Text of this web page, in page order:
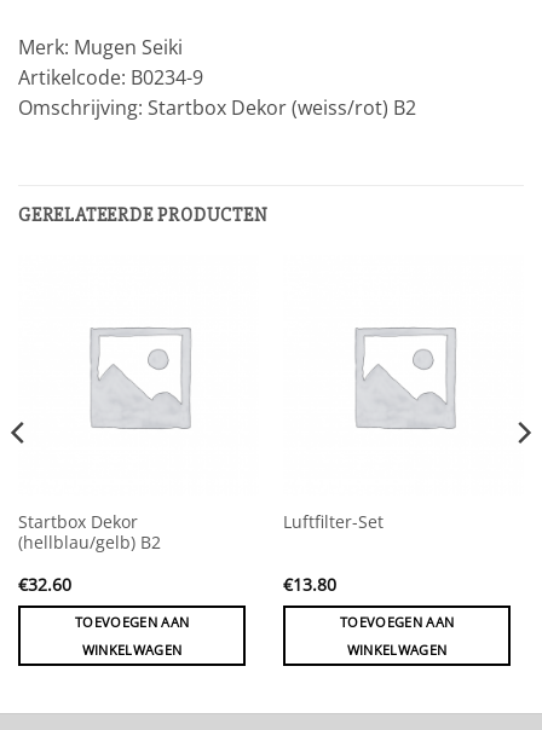
Merk: Mugen Seiki
Artikelcode: B0234-9
Omschrijving: Startbox Dekor (weiss/rot) B2
GERELATEERDE PRODUCTEN
Startbox Dekor
(hellblau/gelb) B2
€32.60
TOEVOEGEN AAN
WINKELWAGEN
Luftfilter-Set
€13.80
TOEVOEGEN AAN
WINKELWAGEN